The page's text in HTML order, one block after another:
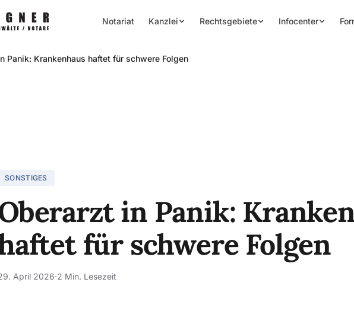
Notariat Kanzlei Rechtsgebiete Infocenter
Panik: Krankenhaus haftet für schwere Folgen
SONSTIGES
in Panik:
für schwere Folgen
April 2026·2 Min. Lesezeit